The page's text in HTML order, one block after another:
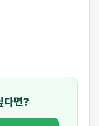
다면?